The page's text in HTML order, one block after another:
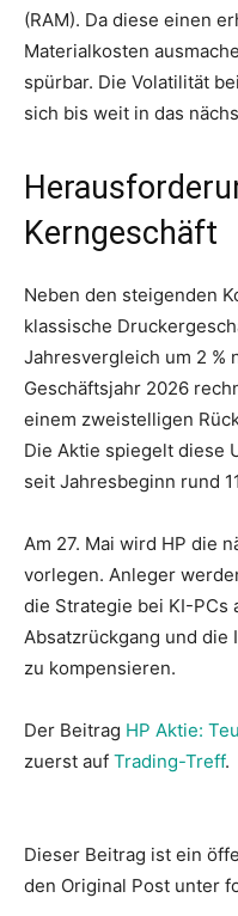
(RAM). Da diese einen
Materialkosten
spürbar. Die Volatilität
sich bis weit in das
Kerngeschäft
Neben den steigenden
klassische
Jahresvergleich um 2 %
Geschäftsjahr 2026
einem zweistelligen
Die Aktie spiegelt diese
seit Jahresbeginn rund
Am 27. Mai wird HP die
vorlegen. Anleger
die Strategie bei KI-PCs
Absatzrückgang und
zu kompensieren.
Der Beitrag HP Aktie:
zuerst auf Trading-Treff.
Dieser Beitrag ist ein
den Original Post unter